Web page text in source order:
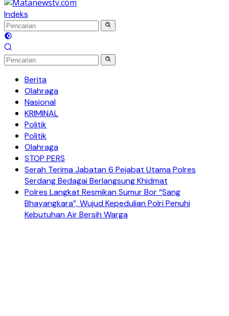
Indeks
Berita
Olahraga
Nasional
KRIMINAL
Politik
Politik
Olahraga
STOP PERS
Serah Terima Jabatan 6 Pejabat Utama Polres
Serdang Bedagai Berlangsung Khidmat
Polres Langkat Resmikan Sumur Bor “Sang
Bhayangkara”, Wujud Kepedulian Polri Penuhi
Kebutuhan Air Bersih Warga